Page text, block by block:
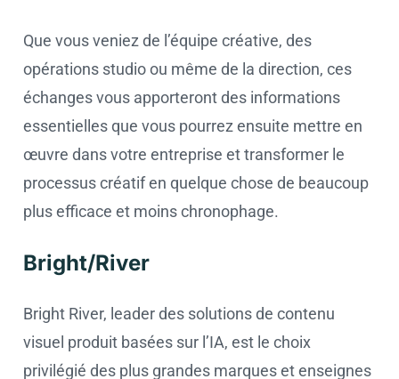
Que vous veniez de l’équipe créative, des
opérations studio ou même de la direction, ces
échanges vous apporteront des informations
essentielles que vous pourrez ensuite mettre en
œuvre dans votre entreprise et transformer le
processus créatif en quelque chose de beaucoup
plus efficace et moins chronophage.
Bright/River
Bright River, leader des solutions de contenu
visuel produit basées sur l’IA, est le choix
privilégié des plus grandes marques et enseignes